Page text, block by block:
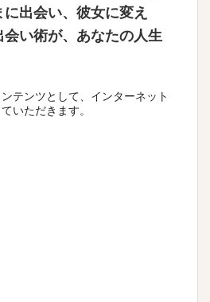
出会い、彼女に変え
会い術が、あなたの人生
テンツとして、インターネット
いただきます。